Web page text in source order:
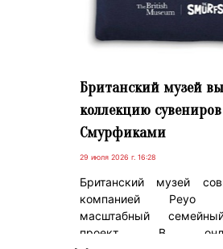
Британский музей
коллекцию сувениров
Смурфиками
29 июля 2026 г. 16:28
Британский музей
компанией Peyo
масштабный
проект. В